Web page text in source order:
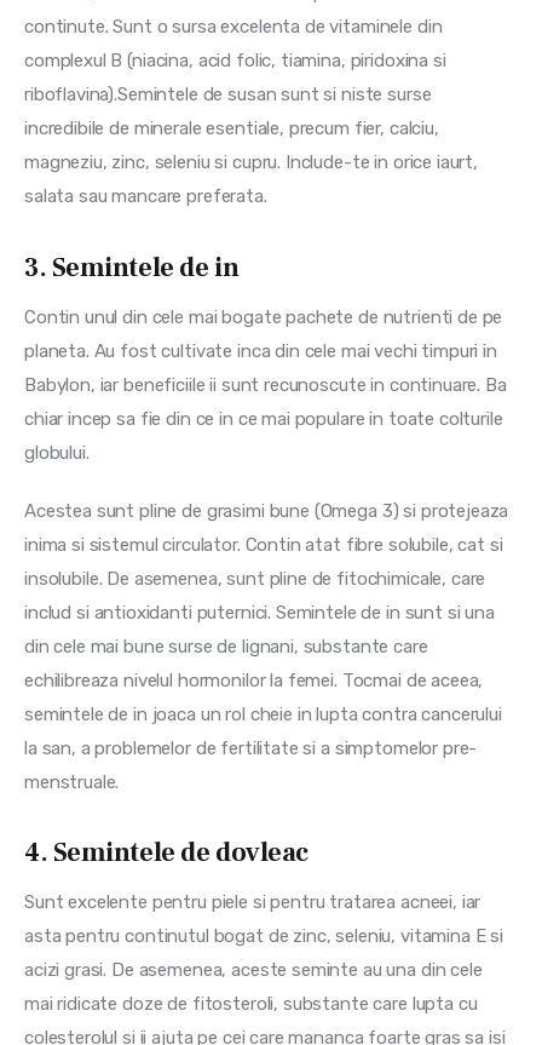
continute. Sunt o sursa excelenta de vitaminele din
complexul B (niacina, acid folic, tiamina, piridoxina si
riboflavina).Semintele de susan sunt si niste surse
incredibile de minerale esentiale, precum fier, calciu,
magneziu, zinc, seleniu si cupru. Include-te in orice iaurt,
salata sau mancare preferata.
3. Semintele de in
Contin unul din cele mai bogate pachete de nutrienti de pe
planeta. Au fost cultivate inca din cele mai vechi timpuri in
Babylon, iar beneficiile ii sunt recunoscute in continuare. Ba
chiar incep sa fie din ce in ce mai populare in toate colturile
globului.
Acestea sunt pline de grasimi bune (Omega 3) si protejeaza
inima si sistemul circulator. Contin atat fibre solubile, cat si
insolubile. De asemenea, sunt pline de fitochimicale, care
includ si antioxidanti puternici. Semintele de in sunt si una
din cele mai bune surse de lignani, substante care
echilibreaza nivelul hormonilor la femei. Tocmai de aceea,
semintele de in joaca un rol cheie in lupta contra cancerului
la san, a problemelor de fertilitate si a simptomelor pre-
menstruale.
4. Semintele de dovleac
Sunt excelente pentru piele si pentru tratarea acneei, iar
asta pentru continutul bogat de zinc, seleniu, vitamina E si
acizi grasi. De asemenea, aceste seminte au una din cele
mai ridicate doze de fitosteroli, substante care lupta cu
colesterolul si ii ajuta pe cei care mananca foarte gras sa isi